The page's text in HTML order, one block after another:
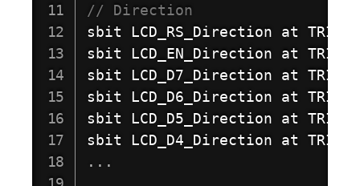
// Direction
sbit LCD_RS_Direction at
sbit LCD_EN_Direction at
sbit LCD_D7_Direction at
sbit LCD_D6_Direction at
sbit LCD_D5_Direction at
sbit LCD_D4_Direction at
. . .